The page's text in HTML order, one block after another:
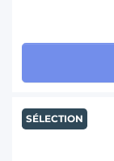
SÉLECTION